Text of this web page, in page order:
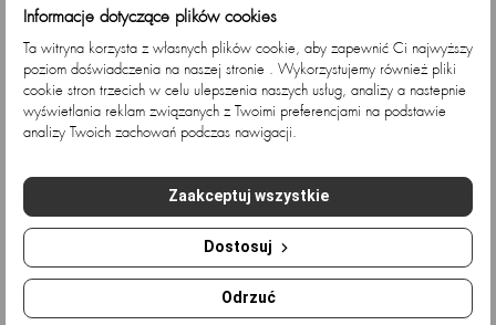
Sukienka A136 -
podstawowa
154,53 zł
Sukienka welurowa mini z...
podstawowa
169,92 zł 141,03 zł
Ostatnio przeglądane
Informacje dotyczące plików cookies
Ta witryna korzysta z własnych plików cookie, aby zapewnić Ci najwyższy
poziom doświadczenia na naszej stronie . Wykorzystujemy również pliki
cookie stron trzecich w celu ulepszenia naszych usług, analizy a nastepnie
wyświetlania reklam związanych z Twoimi preferencjami na podstawie
analizy Twoich zachowań podczas nawigacji.
Odrzuć
Dostosuj
Zaakceptuj wszystkie